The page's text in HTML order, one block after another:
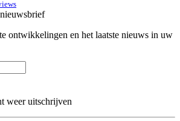
ontwikkelingen en het laatste nieuws in uw
weer uitschrijven